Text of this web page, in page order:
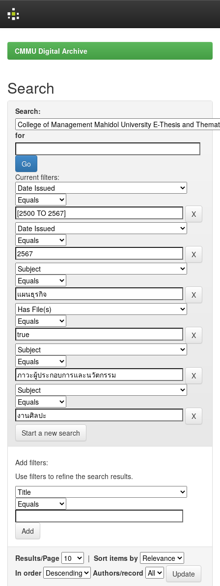
navigationCMMU Digital Archive
Search
Search:
for
Current filters:
Start a new search
Add filters:
Use filters to refine the search results.
Results/Page | Sort items by
In order
Authors/record